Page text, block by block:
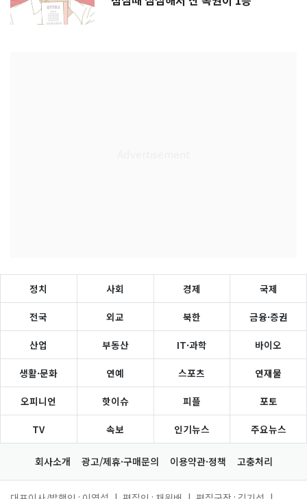
정치 사회 경제 국제
전국 외교 북한 금융·증권
산업 부동산 IT·과학 바이오
생활·문화 연예 스포츠 연재물
오피니언 핫이슈 피플 포토
TV 속보 인기뉴스 주요뉴스
회사소개 광고/제휴·구매문의 이용약관·정책 고충처리